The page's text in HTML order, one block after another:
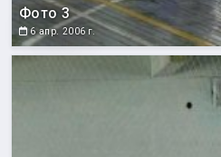
Фото 3
6 апр. 2006 г.